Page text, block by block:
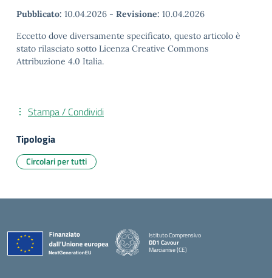
Pubblicato: 10.04.2026 - Revisione: 10.04.2026
Eccetto dove diversamente specificato, questo articolo è
stato rilasciato sotto Licenza Creative Commons
Attribuzione 4.0 Italia.
Stampa / Condividi
Tipologia
Circolari per tutti
Istituto Comprensivo
DD1 Cavour
Marcianise (CE)